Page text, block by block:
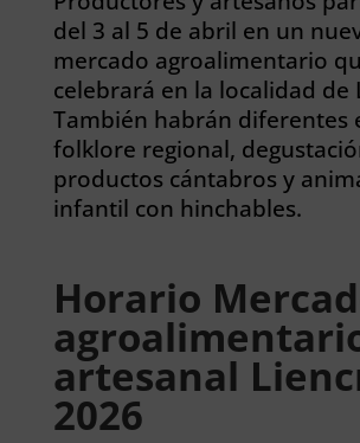
del 3 al 5 de abril en un
mercado agroalimentario
celebrará en la localidad de
También habrán diferentes
folklore regional,
productos cántabros y
infantil con hinchables.
Horario
artesanal
2026